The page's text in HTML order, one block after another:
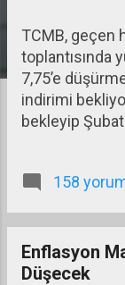
TCMB, geçen
toplantısında
7,75’e
indirimi
bekleyip
için Ocak
158
Enflasyon
Düşecek